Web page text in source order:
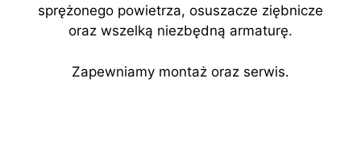
sprężonego powietrza, osuszacze ziębnicze
oraz wszelką niezbędną armaturę.
Zapewniamy montaż oraz serwis.